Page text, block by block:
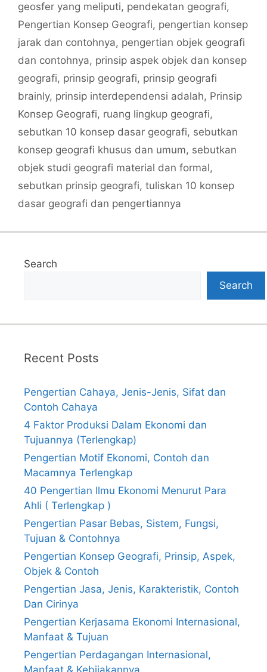
geosfer yang meliputi, pendekatan geografi,
Pengertian Konsep Geografi, pengertian konsep
jarak dan contohnya, pengertian objek geografi
dan contohnya, prinsip aspek objek dan konsep
geografi, prinsip geografi, prinsip geografi
brainly, prinsip interdependensi adalah, Prinsip
Konsep Geografi, ruang lingkup geografi,
sebutkan 10 konsep dasar geografi, sebutkan
konsep geografi khusus dan umum, sebutkan
objek studi geografi material dan formal,
sebutkan prinsip geografi, tuliskan 10 konsep
dasar geografi dan pengertiannya
Search
Search
Recent Posts
Pengertian Cahaya, Jenis-Jenis, Sifat dan
Contoh Cahaya
4 Faktor Produksi Dalam Ekonomi dan
Tujuannya (Terlengkap)
Pengertian Motif Ekonomi, Contoh dan
Macamnya Terlengkap
40 Pengertian Ilmu Ekonomi Menurut Para
Ahli ( Terlengkap )
Pengertian Pasar Bebas, Sistem, Fungsi,
Tujuan & Contohnya
Pengertian Konsep Geografi, Prinsip, Aspek,
Objek & Contoh
Pengertian Jasa, Jenis, Karakteristik, Contoh
Dan Cirinya
Pengertian Kerjasama Ekonomi Internasional,
Manfaat & Tujuan
Pengertian Perdagangan Internasional,